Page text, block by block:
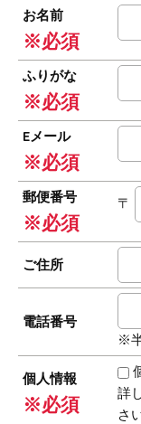
お名前
※必須
ふりがな
※必須
Eメール
※必須
郵便番号
※必須
〒
ご住所
電話番号
※
個人情報
※必須
詳
さ